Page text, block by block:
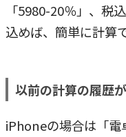
「5980-20％」、税
込めば、簡単に計算
以前の計算の履歴
iPhoneの場合は「